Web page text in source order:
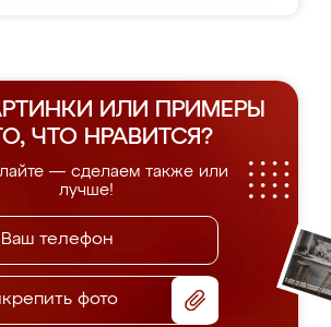
ИЛИ ПРИМЕРЫ
ЧТО НРАВИТСЯ?
— сделаем также или
лучше!
фото